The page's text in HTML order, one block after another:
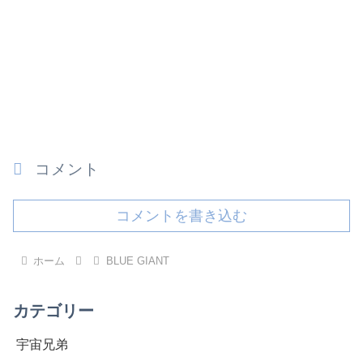
コメント
コメントを書き込む
ホーム BLUE GIANT
カテゴリー
宇宙兄弟